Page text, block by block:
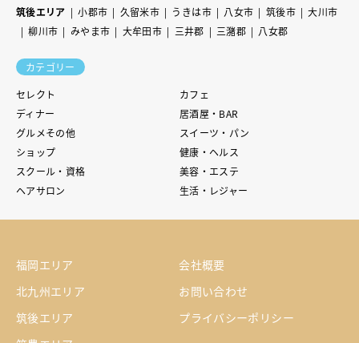
筑後エリア
小郡市 久留米市 うきは市 八女市 筑後市
大川市
柳川市
みやま市 大牟田市 三井郡 三潴郡 八女郡
カテゴリー
セレクト
カフェ
ディナー
居酒屋・BAR
グルメその他
スイーツ・パン
ショップ
健康・ヘルス
スクール・資格
美容・エステ
ヘアサロン
生活・レジャー
福岡エリア
北九州エリア
筑後エリア
会社概要
お問い合わせ
プライバシーポリシー